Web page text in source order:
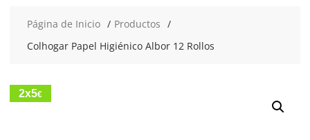
Página de Inicio
Productos
Colhogar Papel Higiénico Albor 12 Rollos
2x5€